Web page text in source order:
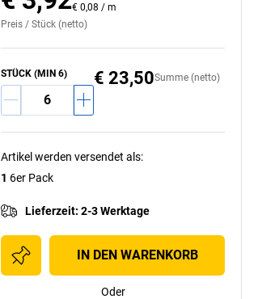
€ 0,08 /m
Preis /Stück (netto)
STÜCK (MIN 6) Summe (netto)
€ 23,50
Artikel werden versendet als:
1 6er Pack
Lieferzeit:2-3 Werktage
IN DEN WARENKORB
Oder